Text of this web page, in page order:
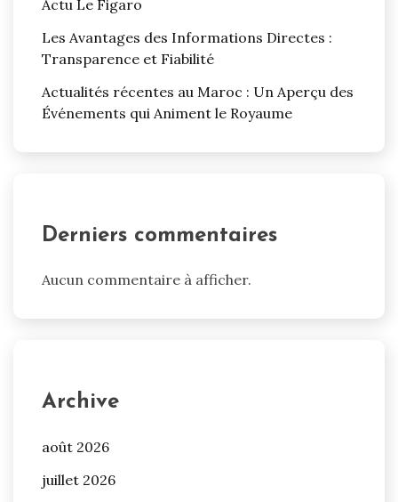
Actu Le Figaro
Les Avantages des Informations Directes :
Transparence et Fiabilité
Actualités récentes au Maroc : Un Aperçu des
Événements qui Animent le Royaume
Derniers commentaires
Aucun commentaire à afficher.
Archive
août 2026
juillet 2026